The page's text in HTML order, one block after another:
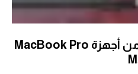
أبل تطلق الجيل الجديد من أجهزة MacBook Pro